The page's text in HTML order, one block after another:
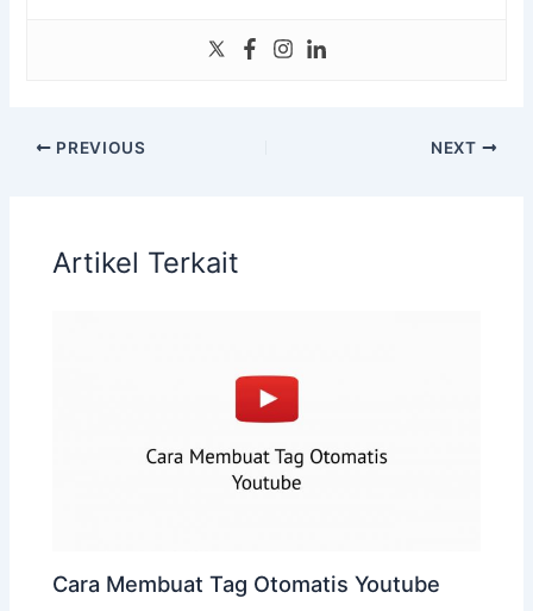
PREVIOUS NEXT
Artikel Terkait
Cara Membuat Tag Otomatis Youtube